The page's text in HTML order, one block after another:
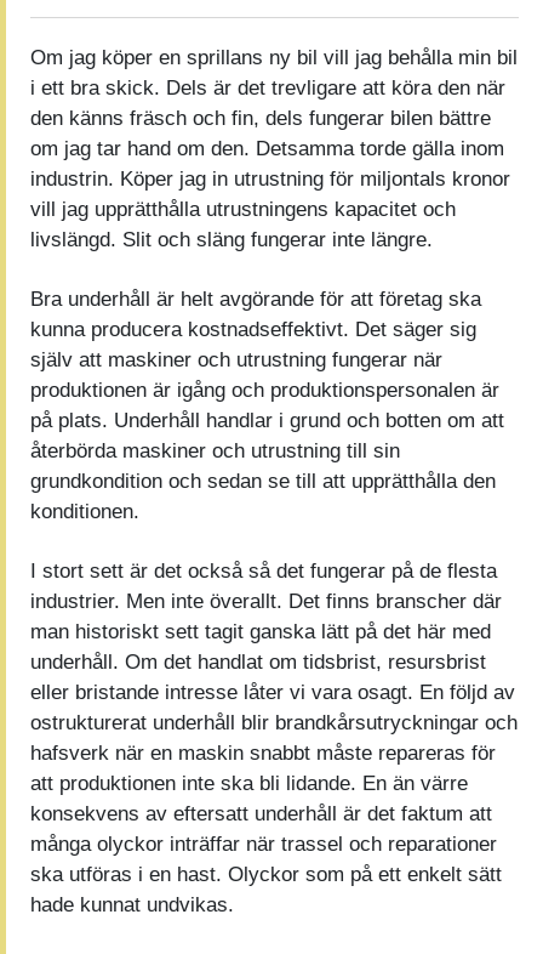
Om jag köper en sprillans ny bil vill jag behålla min bil
i ett bra skick. Dels är det trevligare att köra den när
den känns fräsch och fin, dels fungerar bilen bättre
om jag tar hand om den. Detsamma torde gälla inom
industrin. Köper jag in utrustning för miljontals kronor
vill jag upprätthålla utrustningens kapacitet och
livslängd. Slit och släng fungerar inte längre.
Bra underhåll är helt avgörande för att företag ska
kunna producera kostnadseffektivt. Det säger sig
själv att maskiner och utrustning fungerar när
produktionen är igång och produktionspersonalen är
på plats. Underhåll handlar i grund och botten om att
återbörda maskiner och utrustning till sin
grundkondition och sedan se till att upprätthålla den
konditionen.
I stort sett är det också så det fungerar på de flesta
industrier. Men inte överallt. Det finns branscher där
man historiskt sett tagit ganska lätt på det här med
underhåll. Om det handlat om tidsbrist, resursbrist
eller bristande intresse låter vi vara osagt. En följd av
ostrukturerat underhåll blir brandkårsutryckningar och
hafsverk när en maskin snabbt måste repareras för
att produktionen inte ska bli lidande. En än värre
konsekvens av eftersatt underhåll är det faktum att
många olyckor inträffar när trassel och reparationer
ska utföras i en hast. Olyckor som på ett enkelt sätt
hade kunnat undvikas.